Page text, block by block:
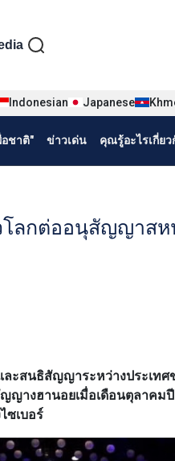
tiếng Thái
Indonesian Japanese
ชาติ" ข่าวเด่น คุณรู้อะไรเกี่ย
โลกต่ออนุสัญญาส
ะสนธิสัญญาระหว่างประเท
ญางฮานอยเมื่อเดือนตุลาค
ซเบอร์